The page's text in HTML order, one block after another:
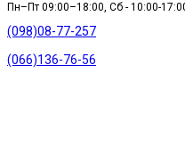
Пн–Пт 09:00–18:00, Сб - 10:00-
(098)08-77-257
(066)136-76-56